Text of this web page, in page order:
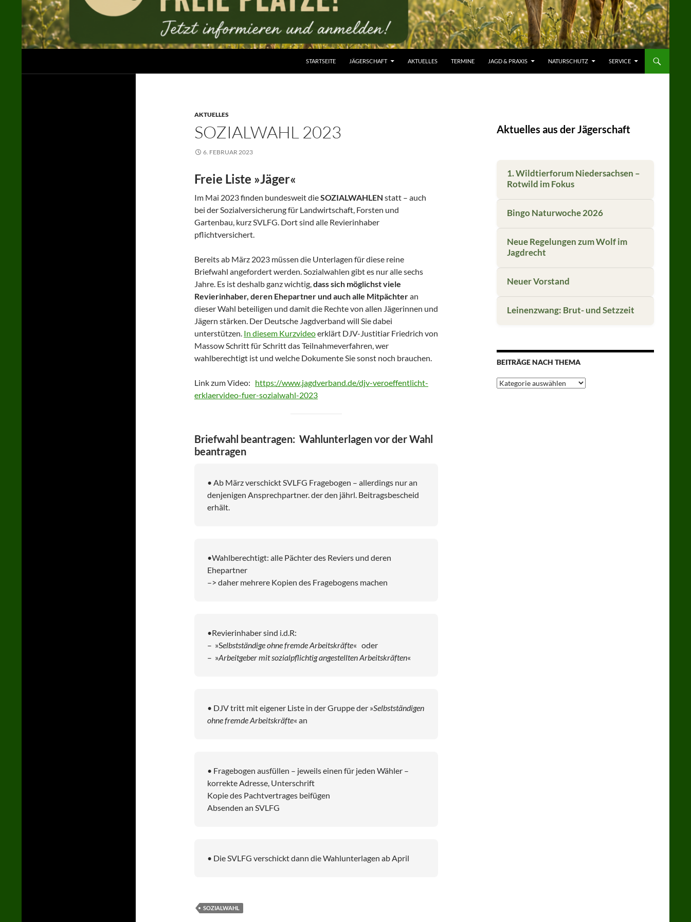
STARTSEITE JÄGERSCHAFT AKTUELLES TERMINE JAGD & PRAXIS NATURSCHUTZ SERVICE
AKTUELLES
SOZIALWAHL 2023
6. FEBRUAR 2023
Freie Liste »Jäger«
Im Mai 2023 finden bundesweit dieSOZIALWAHLEN statt – auch
bei der Sozialversicherung für Landwirtschaft, Forsten und
Gartenbau, kurz SVLFG. Dort sind alle Revierinhaber
pflichtversichert.
Bereits ab März 2023 müssen die Unterlagen für diese reine
Briefwahl angefordert werden. Sozialwahlen gibt es nur alle sechs
Jahre. Es ist deshalb ganz wichtig,dass sich möglichst viele
Revierinhaber, deren Ehepartner und auch alle Mitpächteran
dieser Wahl beteiligen und damit die Rechte von allen Jägerinnen und
Jägern stärken. Der Deutsche Jagdverband will Sie dabei
unterstützen. In diesem Kurzvideoerklärt DJV-Justitiar Friedrich von
Massow Schritt für Schritt das Teilnahmeverfahren, wer
wahlberechtigt ist und welche Dokumente Sie sonst noch brauchen.
Link zum Video: https://www.jagdverband.de/djv-veroeffentlicht-
erklaervideo-fuer-sozialwahl-2023
Briefwahl beantragen: Wahlunterlagen vor der Wahl
beantragen
• Ab März verschickt SVLFG Fragebogen – allerdings nur an
denjenigen Ansprechpartner. der den jährl. Beitragsbescheid
erhält.
•Wahlberechtigt: alle Pächter des Reviers und deren
Ehepartner
–> daher mehrere Kopien des Fragebogens machen
•Revierinhaber sind i.d.R:
– »Selbstständige ohne fremde Arbeitskräfte« oder
– »Arbeitgeber mit sozialpflichtig angestellten Arbeitskräften«
• DJV tritt mit eigener Liste in der Gruppe der »Selbstständigen
ohne fremde Arbeitskräfte« an
• Fragebogen ausfüllen – jeweils einen für jeden Wähler –
korrekte Adresse, Unterschrift
Kopie des Pachtvertrages beifügen
Absenden an SVLFG
• Die SVLFG verschickt dann die Wahlunterlagen ab April
SOZIALWAHL
Aktuelles aus der Jägerschaft
1. Wildtierforum Niedersachsen –
Rotwild im Fokus
Bingo Naturwoche 2026
Neue Regelungen zum Wolf im
Jagdrecht
Neuer Vorstand
Leinenzwang: Brut- und Setzzeit
BEITRÄGE NACH THEMA
Beiträge
nach